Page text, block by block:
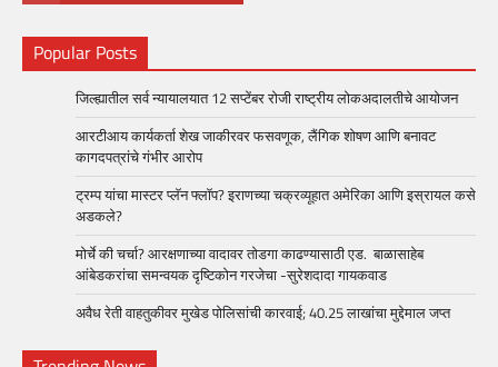
Popular Posts
जिल्ह्यातील सर्व न्यायालयात 12 सप्टेंबर रोजी राष्ट्रीय लोकअदालतीचे आयोजन
आरटीआय कार्यकर्ता शेख जाकीरवर फसवणूक, लैंगिक शोषण आणि बनावट
कागदपत्रांचे गंभीर आरोप
ट्रम्प यांचा मास्टर प्लॅन फ्लॉप? इराणच्या चक्रव्यूहात अमेरिका आणि इस्रायल कसे
अडकले?
मोर्चे की चर्चा? आरक्षणाच्या वादावर तोडगा काढण्यासाठी एड. बाळासाहेब
आंबेडकरांचा समन्वयक दृष्टिकोन गरजेचा -सुरेशदादा गायकवाड
अवैध रेती वाहतुकीवर मुखेड पोलिसांची कारवाई; 40.25 लाखांचा मुद्देमाल जप्त